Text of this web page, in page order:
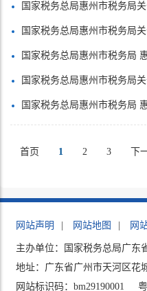
国家税务总局惠州市税务局关于优化市内跨县（
国家税务总局惠州市税务局关于发布《惠州市存量房
国家税务总局惠州市税务局 惠州市住房和城乡建设局关于发布惠州市
国家税务总局惠州市税务局关于废止《惠州市国家税务局关于调整我市房
国家税务总局惠州市税务局 惠州市住房和城乡建设局关于发布惠州市
首页 1 2 3 下
网站声明 网站地图 网
主办单位：国家税务总局广东
地址：广东省广州市天河区花
网站标识码：bm29190001